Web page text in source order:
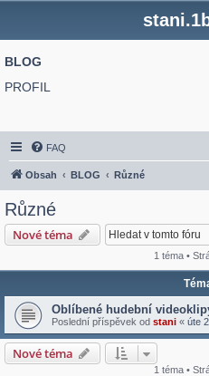
BLOG
PROFIL
FAQ
Obsah BLOG Různé
Různé
Nové téma
1 téma •
Oblíbené hudební
Poslední příspěvek od stani « úte
Nové téma
1 téma •